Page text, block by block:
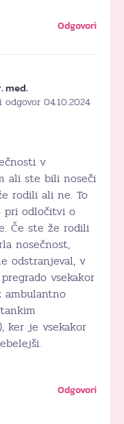
Odgovori
med.
odgovor 04.10.2024
v
ali ste bili noseči
rodili ali ne. To
pri odločitvi o
Če ste že rodili
nosečnost,
odstranjeval, v
vsekakor
ambulantno
ker je vsekakor
Odgovori